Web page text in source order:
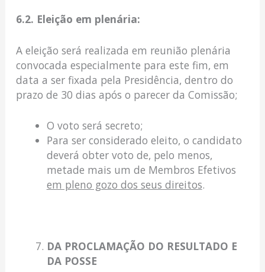
6.2. Eleição em plenária:
A eleição será realizada em reunião plenária
convocada especialmente para este fim, em
data a ser fixada pela Presidência, dentro do
prazo de 30 dias após o parecer da Comissão;
O voto será secreto;
Para ser considerado eleito, o candidato
deverá obter voto de, pelo menos,
metade mais um de Membros Efetivos
em pleno gozo dos seus direitos.
DA PROCLAMAÇÃO DO RESULTADO E
DA POSSE